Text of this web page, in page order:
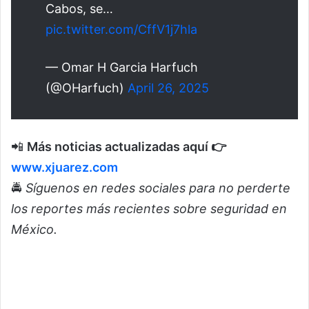
Cabos, se…
pic.twitter.com/CffV1j7hla
— Omar H Garcia Harfuch
(@OHarfuch) April 26, 2025
📲 Más noticias actualizadas aquí 👉
www.xjuarez.com
🚔 Síguenos en redes sociales para no perderte
los reportes más recientes sobre seguridad en
México.